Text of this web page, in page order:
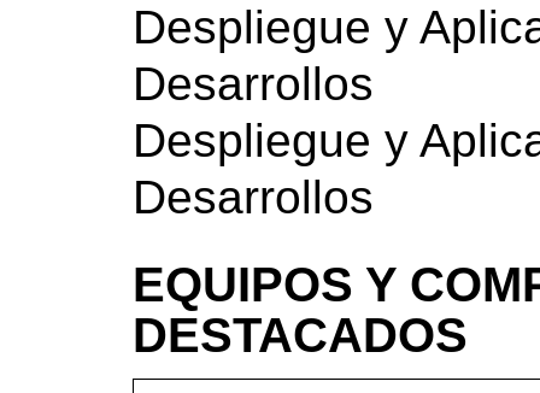
Despliegue y
Desarrollos
Despliegue y
Desarrollos
EQUIPOS Y
DESTACADOS